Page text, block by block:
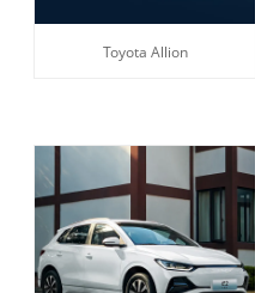
Toyota Allion